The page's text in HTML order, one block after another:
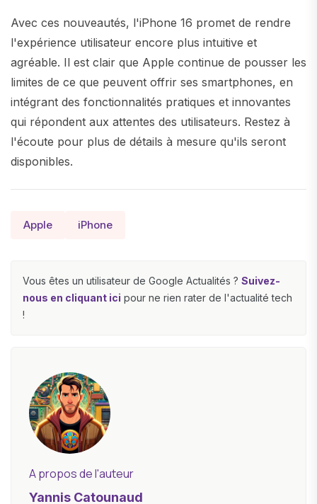
Avec ces nouveautés, l'iPhone 16 promet de rendre
l'expérience utilisateur encore plus intuitive et
agréable. Il est clair que Apple continue de pousser les
limites de ce que peuvent offrir ses smartphones, en
intégrant des fonctionnalités pratiques et innovantes
qui répondent aux attentes des utilisateurs. Restez à
l'écoute pour plus de détails à mesure qu'ils seront
disponibles.
Apple iPhone
Vous êtes un utilisateur de Google Actualités ? Suivez-
nous en cliquant ici pour ne rien rater de l'actualité tech
!
A propos de l'auteur
Yannis Catounaud